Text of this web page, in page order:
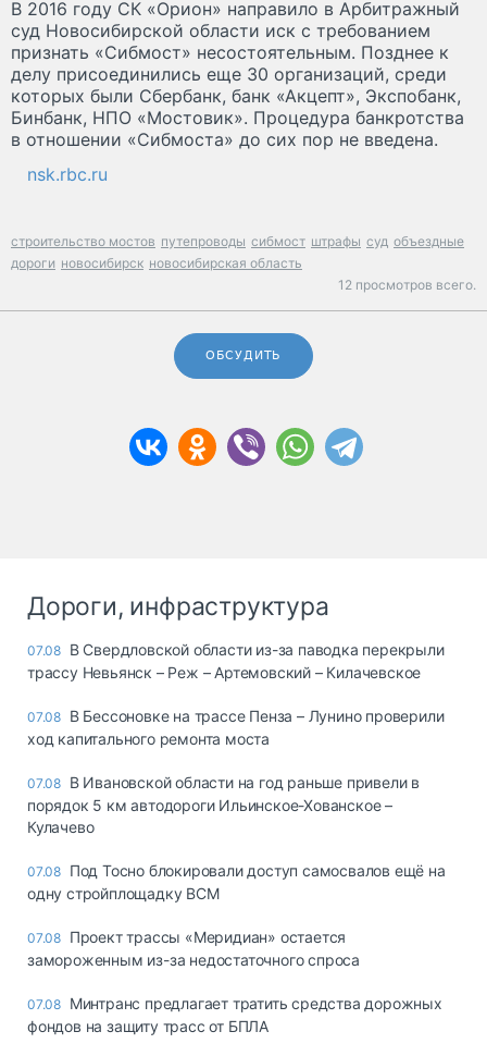
В 2016 году СК «Орион» направило в Арбитражный
суд Новосибирской области иск с требованием
признать «Сибмост» несостоятельным. Позднее к
делу присоединились еще 30 организаций, среди
которых были Сбербанк, банк «Акцепт», Экспобанк,
Бинбанк, НПО «Мостовик». Процедура банкротства
в отношении «Сибмоста» до сих пор не введена.
nsk.rbc.ru
строительство мостов путепроводы сибмост штрафы суд объездные
дороги новосибирск новосибирская область
12 просмотров всего.
ОБСУДИТЬ
Дороги, инфраструктура
07.08 В Свердловской области из-за паводка перекрыли
трассу Невьянск – Реж – Артемовский – Килачевское
07.08 В Бессоновке на трассе Пенза – Лунино проверили
ход капитального ремонта моста
07.08 В Ивановской области на год раньше привели в
порядок 5 км автодороги Ильинское-Хованское –
Кулачево
07.08 Под Тосно блокировали доступ самосвалов ещё на
одну стройплощадку ВСМ
07.08 Проект трассы «Меридиан» остается
замороженным из-за недостаточного спроса
07.08 Минтранс предлагает тратить средства дорожных
фондов на защиту трасс от БПЛА